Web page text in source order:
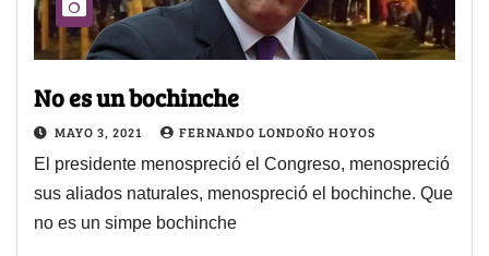
No es un bochinche
MAYO 3, 2021 FERNANDO LONDOÑO HOYOS
El presidente menospreció el Congreso, menospreció
sus aliados naturales, menospreció el bochinche. Que
no es un simpe bochinche